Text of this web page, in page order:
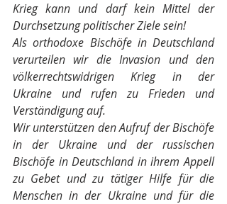
Krieg kann und darf kein Mittel der
Durchsetzung politischer Ziele sein!
Als orthodoxe Bischöfe in Deutschland
verurteilen wir die Invasion und den
völkerrechtswidrigen Krieg in der
Ukraine und rufen zu Frieden und
Verständigung auf.
Wir unterstützen den Aufruf der Bischöfe
in der Ukraine und der russischen
Bischöfe in Deutschland in ihrem Appell
zu Gebet und zu tätiger Hilfe für die
Menschen in der Ukraine und für die